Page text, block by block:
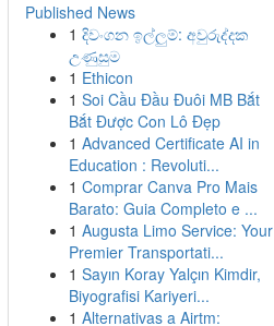
Published News
1 දිවංගන ඉල්ලුම්: අවුරුද්දක
උණුසුම
1 Ethicon
1 Soi Cầu Đầu Đuôi MB Bắt
Bắt Được Con Lô Đẹp
1 Advanced Certificate AI in
Education : Revoluti...
1 Comprar Canva Pro Mais
Barato: Guia Completo e ...
1 Augusta Limo Service: Your
Premier Transportati...
1 Sayın Koray Yalçın Kimdir,
Biyografisi Kariyeri...
1 Alternativas a Airtm: